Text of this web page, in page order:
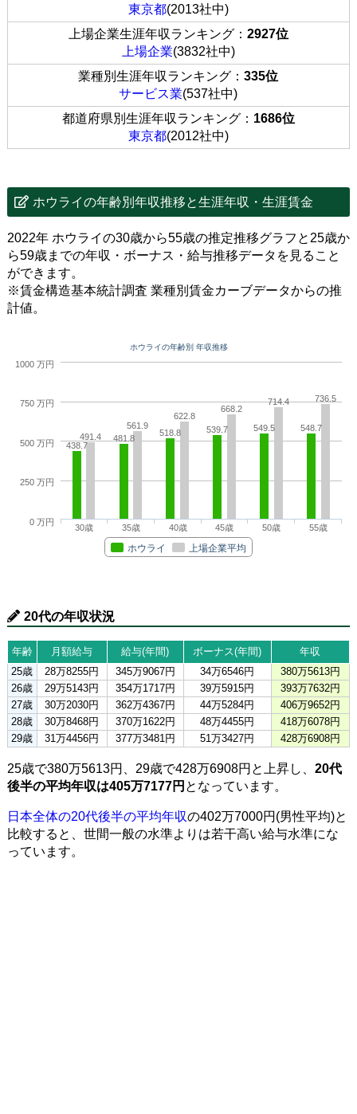
東京都(2013社中)
上場企業生涯年収ランキング： 2927位
上場企業(3832社中)
業種別生涯年収ランキング：335位
サービス業(537社中)
都道府県別生涯年収ランキング： 1686位
東京都(2012社中)
ホウライの年齢別年収推移と生涯年収・生涯賃金
2022年 ホウライの30歳から55歳の推定推移グラフと25歳か
ら59歳までの年収・ボーナス・給与推移データを見ること
ができます。
※賃金構造基本統計調査 業種別賃金カーブデータからの推
計値。
ホウライの年齢別 年収推移
438.7
481.8
518.8 539.7 549.5
548.7
491.4
561.9
622.8
668.2
714.4 736.5
ホウライ 上場企業平均
30歳 35歳 40歳 45歳 50歳 55歳
0 万円
250 万円
500 万円
750 万円
1000 万円
20代の年収状況
年齢 月額給与 給与(年間) ボーナス(年間)
年収
25歳
28万8255円 345万9067円 34万6546円
380万5613円
26歳
29万5143円 354万1717円 39万5915円
393万7632円
27歳
30万2030円 362万4367円 44万5284円
406万9652円
28歳
30万8468円 370万1622円 48万4455円
418万6078円
29歳
31万4456円 377万3481円 51万3427円 428万6908円
25歳で380万5613円、29歳で428万6908円と上昇し、 20代
後半の平均年収は405万7177円 となっています。
日本全体の20代後半の平均年収の402万7000円(男性平均)と
比較すると、世間一般の水準よりは若干高い給与水準にな
っています。